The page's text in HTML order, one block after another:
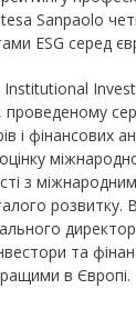
Sanpaolo
ESG серед
Institutional
проведеному
і фінансових
з
розвитку.
та
в Європі.